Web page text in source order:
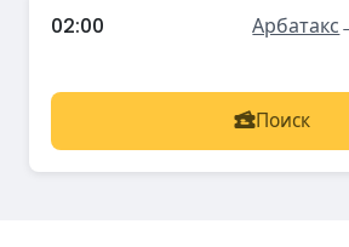
02:00 Арбатакс
Поиск